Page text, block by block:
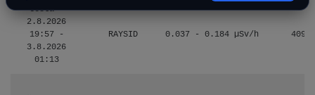
Cesta -
2.8.2026
19:57 -
3.8.2026
01:13
RAYSID 0.037 - 0.184 µSv/h 4097